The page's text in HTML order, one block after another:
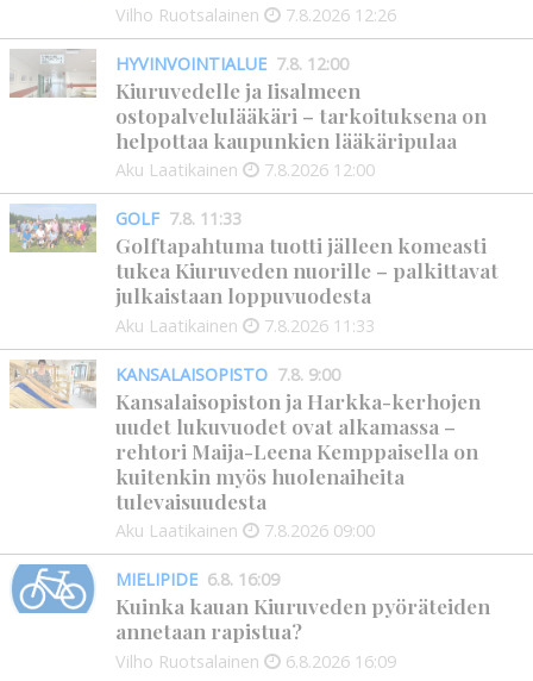
Vilho Ruotsalainen 7.8.2026 12:26
HYVINVOINTIALUE 7.8. 12:00
Kiuruvedelle ja Iisalmeen
ostopalvelulääkäri – tarkoituksena on
helpottaa kaupunkien lääkäripulaa
Aku Laatikainen 7.8.2026 12:00
GOLF 7.8. 11:33
Golftapahtuma tuotti jälleen komeasti
tukea Kiuruveden nuorille – palkittavat
julkaistaan loppuvuodesta
Aku Laatikainen 7.8.2026 11:33
KANSALAISOPISTO 7.8. 9:00
Kansalaisopiston ja Harkka-kerhojen
uudet lukuvuodet ovat alkamassa –
rehtori Maija-Leena Kemppaisella on
kuitenkin myös huolenaiheita
tulevaisuudesta
Aku Laatikainen 7.8.2026 09:00
MIELIPIDE 6.8. 16:09
Kuinka kauan Kiuruveden pyöräteiden
annetaan rapistua?
Vilho Ruotsalainen 6.8.2026 16:09